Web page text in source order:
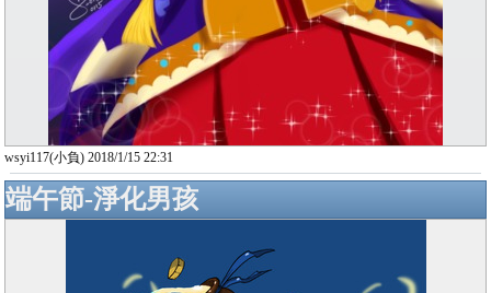
wsyi117(小負) 2018/1/15 22:31
端午節-淨化男孩